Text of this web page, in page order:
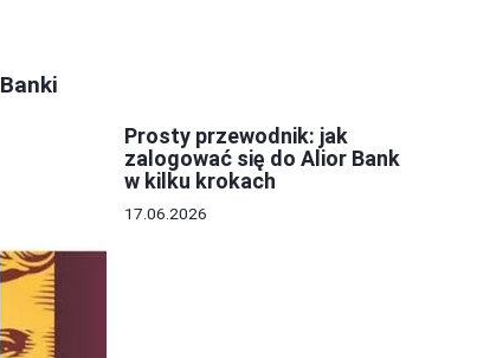
Banki
Prosty przewodnik: jak
zalogować się do Alior Bank
w kilku krokach
17.06.2026